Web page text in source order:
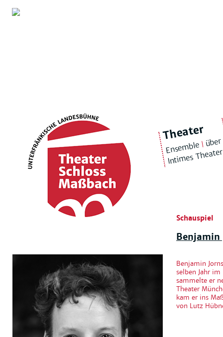
Schauspiel
Benjamin
Benjamin
selben Jahr
sammelte er
Theater
kam er ins
von Lutz
Theater
Ensemble|
Intimes Theater